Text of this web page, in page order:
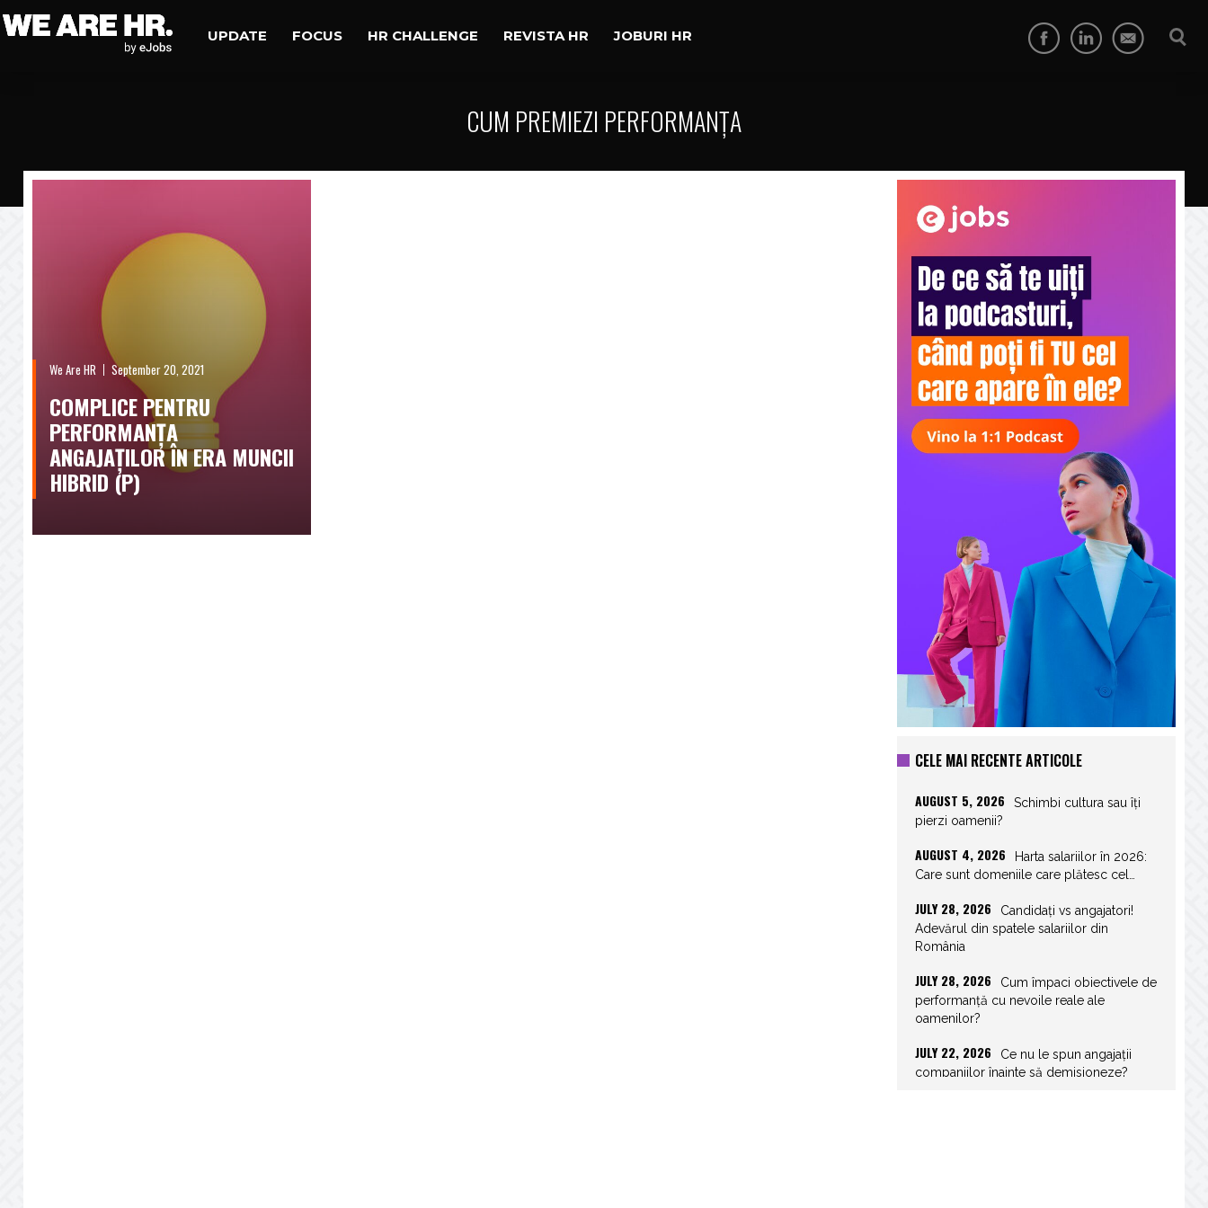
UPDATE FOCUS HR CHALLENGE REVISTA HR JOBURI HR
CUM PREMIEZI PERFORMANȚA
We Are HR September 20, 2021
COMPLICE PENTRU
PERFORMANȚA
ANGAJAȚILOR ÎN ERA MUNCII
HIBRID (P)
CELE MAI RECENTE ARTICOLE
AUGUST 5, 2026
Schimbi cultura sau îți
pierzi oamenii?
AUGUST 4, 2026
Harta salariilor în 2026:
Care sunt domeniile care plătesc cel…
JULY 28, 2026
Candidați vs angajatori!
Adevărul din spatele salariilor din
România
JULY 28, 2026
Cum împaci obiectivele de
performanță cu nevoile reale ale
oamenilor?
JULY 22, 2026
Ce nu le spun angajații
companiilor înainte să demisioneze?